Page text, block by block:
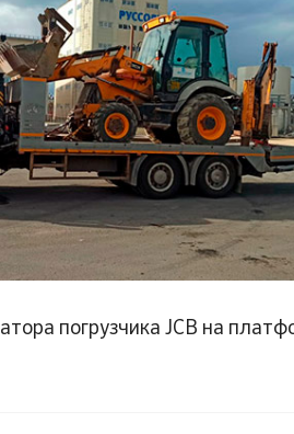
погрузчика JCB на